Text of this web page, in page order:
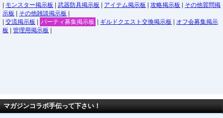
モンスター掲示板 武器防具掲示板 アイテム掲示板 攻略掲示板
その他質問掲
示板
その他雑談掲示板
交流掲示板 パーティ募集掲示板 ギルドクエスト交換掲示板
オフ会募集掲示
板
管理用掲示板
マガジンコラボ手伝って下さい！